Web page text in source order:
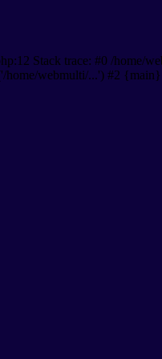
Stack trace: #0 /home/
home/webmulti/...') #2